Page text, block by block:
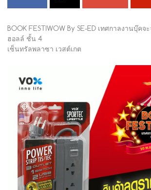
BOOK FESTIWOW By SE-ED เทศกาลงานบุ๊คจ
ฮอลล์ ชั้น 4
เซ็นทรัลพลาซา เวสต์เกต